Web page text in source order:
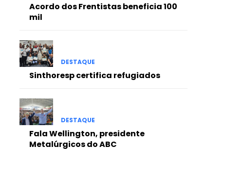
Acordo dos Frentistas beneficia 100
mil
DESTAQUE
Sinthoresp certifica refugiados
DESTAQUE
Fala Wellington, presidente
Metalúrgicos do ABC